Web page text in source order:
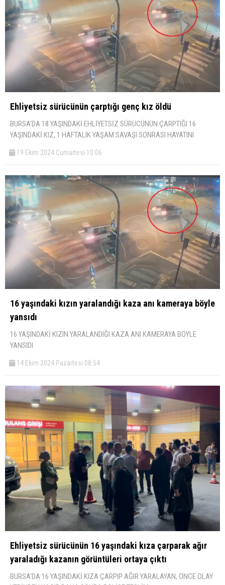
Ehliyetsiz sürücünün çarptığı genç kız öldü
BURSA'DA 18 YAŞINDAKİ EHLİYETSİZ SÜRÜCÜNÜN ÇARPTIĞI 16
YAŞINDAKİ KIZ, 1 HAFTALIK YAŞAM SAVAŞI SONRASI HAYATINI
19 Ekim 2024 Cumartesi 10:06
16 yaşındaki kızın yaralandığı kaza anı kameraya böyle
yansıdı
16 YAŞINDAKİ KIZIN YARALANDIĞI KAZA ANI KAMERAYA BÖYLE
YANSIDI
14 Ekim 2024 Pazartesi 08:54
Ehliyetsiz sürücünün 16 yaşındaki kıza çarparak ağır
yaraladığı kazanın görüntüleri ortaya çıktı
BURSA'DA 16 YAŞINDAKİ KIZA ÇARPIP AĞIR YARALAYAN, ÖNCE OLAY